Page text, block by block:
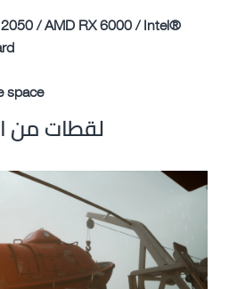
/ AMD RX 6000 / Intel®
space
لقطات من